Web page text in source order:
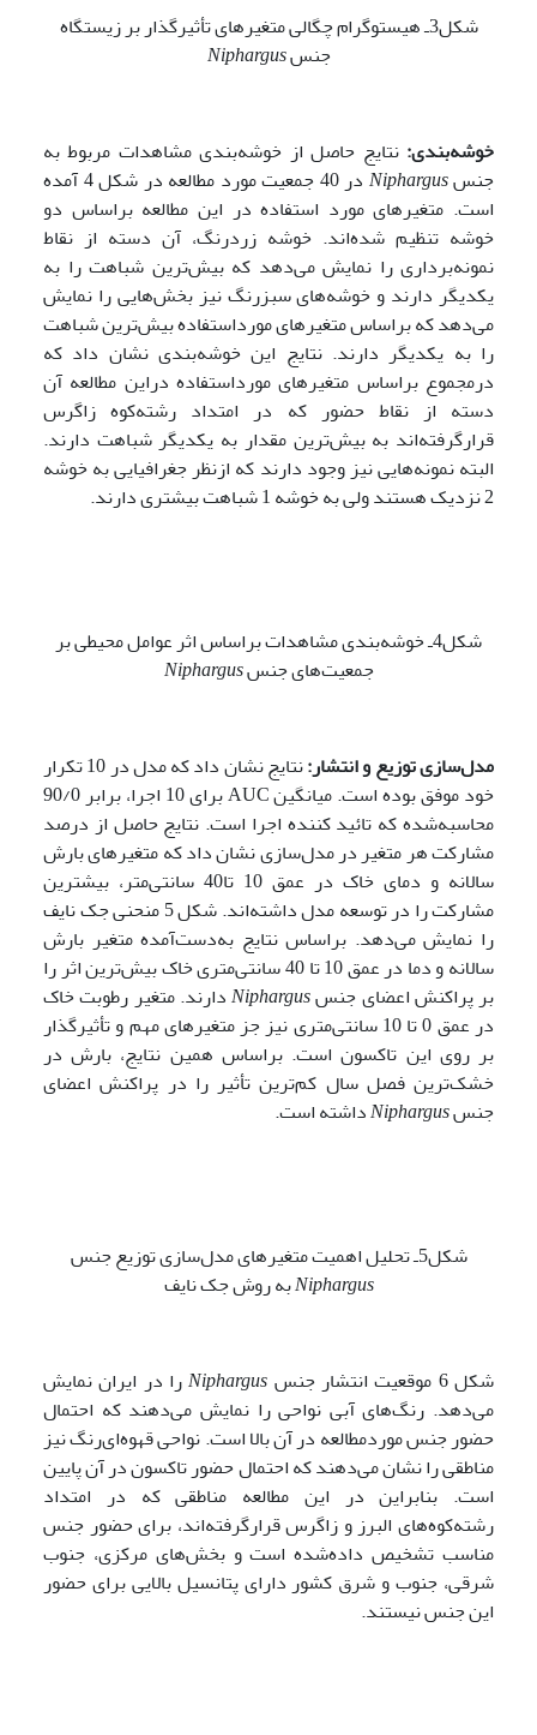
شکل3ـ هیستوگرام چگالی متغیرهای تأثیرگذار بر زیستگاه
جنسNiphargus
خوشه‌بندی:نتایج حاصل از خوشه‌بندی مشاهدات مربوط به
جنسNiphargus
در 40 جمعیت مورد مطالعه در شکل 4 آمده
است. متغیرهای مورد استفاده در این مطالعه براساس دو
خوشه تنظیم‌ شده‌اند. خوشه زردرنگ، آن دسته از نقاط
نمونه‌برداری را نمایش می‌دهد که بیش‌ترین شباهت را به
یکدیگر دارند و خوشه‌های سبزرنگ نیز بخش‌هایی را نمایش
می‌دهد که براساس متغیرهای مورداستفاده بیش‌ترین شباهت
را به یکدیگر دارند. نتایج این خوشه‌بندی نشان داد که
درمجموع براساس متغیرهای مورداستفاده دراین مطالعه آن
دسته از نقاط حضور که در امتداد رشته‌کوه زاگرس
قرارگرفته‌اند به بیش‌ترین مقدار به یکدیگر شباهت دارند.
البته نمونه‌هایی نیز وجود دارند که ازنظر جغرافیایی به خوشه
2 نزدیک هستند ولی به خوشه 1 شباهت بیشتری دارند.
شکل4ـ خوشه‌بندی مشاهدات براساس اثر عوامل محیطی بر
جمعیت‌‌های جنسNiphargus
مدل‌سازی توزیع و انتشار:
نتایج نشان داد که مدل در 10 تکرار
خود موفق بوده است. میانگین AUC برای 10 اجرا، برابر 90/0
محاسبه‌شده که تائید کننده اجرا است. نتایج حاصل از درصد
مشارکت هر متغیر در مدل‌سازی نشان داد که متغیرهای بارش
سالانه و دمای خاک در عمق 10 تا40 سانتی‌متر، بیشترین
مشارکت را در توسعه مدل داشته‌اند. شکل 5 منحنی جک نایف
را نمایش می‌دهد. براساس نتایج به‌دست‌آمده متغیر بارش
سالانه و دما در عمق 10 تا 40 سانتی‌متری خاک بیش‌ترین اثر را
بر پراکنش اعضای جنسNiphargusدارند. متغیر رطوبت خاک
در عمق 0 تا 10 سانتی‌متری نیز جز متغیرهای مهم و تأثیرگذار
بر روی این تاکسون است. براساس همین نتایج، بارش در
خشک‌ترین فصل سال کم‌ترین تأثیر را در پراکنش اعضای
جنسNiphargusداشته است.
شکل5ـ تحلیل اهمیت متغیرهای مدل‌سازی توزیع جنس
Niphargusبه روش جک نایف
شکل 6 موقعیت انتشار جنس Niphargusرا در ایران نمایش
می‌دهد. رنگ‌های آبی نواحی را نمایش می‌دهند که احتمال
حضور جنس موردمطالعه در آن بالا است. نواحی قهوه‌ای‌رنگ نیز
مناطقی را نشان می‌دهند که احتمال حضور تاکسون در آن پایین
است. بنابراین در این مطالعه مناطقی که در امتداد
رشته‌کوه‌های البرز و زاگرس قرارگرفته‌اند، برای حضور جنس
مناسب تشخیص داده‌شده است و بخش‌های مرکزی، جنوب
شرقی، جنوب و شرق کشور دارای پتانسیل بالایی برای حضور
این جنس نیستند.